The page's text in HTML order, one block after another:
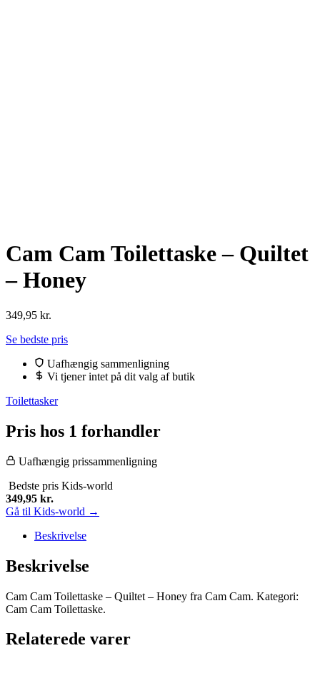
Cam Cam Toilettaske – Quiltet
– Honey
349,95 kr.
Se bedste pris
Uafhængig sammenligning
Vi tjener intet på dit valg af butik
Toilettasker
Pris hos 1 forhandler
Uafhængig prissammenligning
Bedste pris Kids-world
349,95 kr.
Gå til Kids-world →
Beskrivelse
Beskrivelse
Cam Cam Toilettaske – Quiltet – Honey fra Cam Cam. Kategori:
Cam Cam Toilettaske.
Relaterede varer